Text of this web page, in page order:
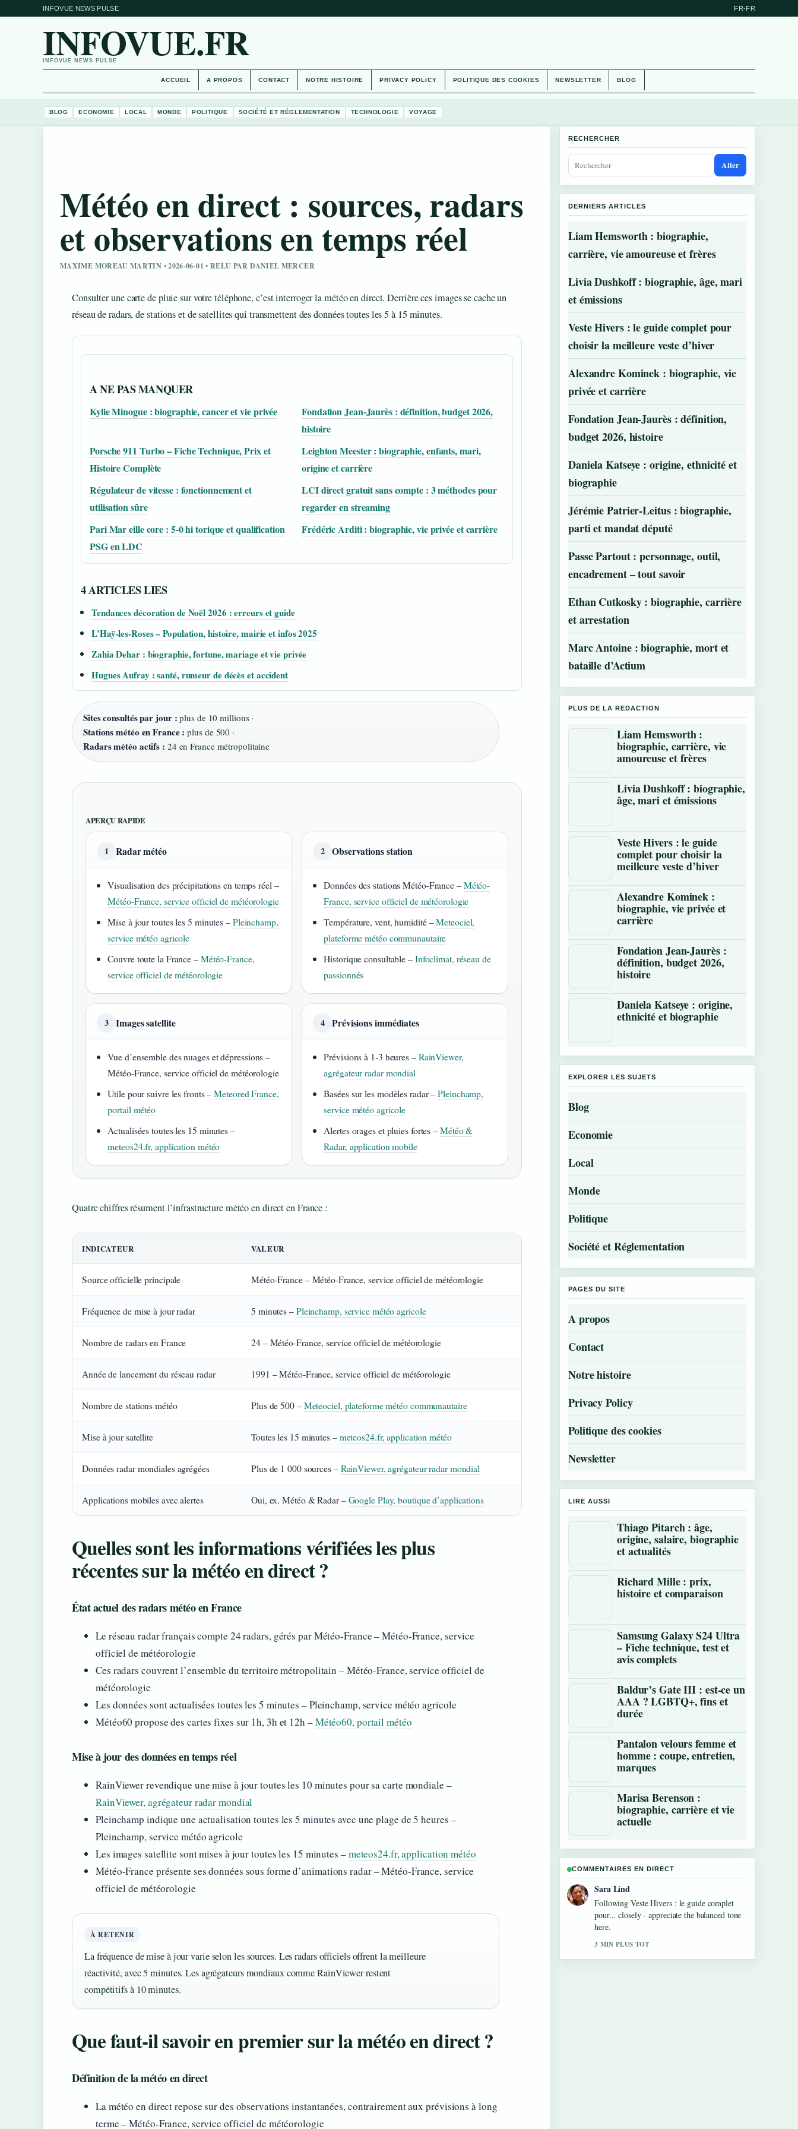
INFOVUE NEWS PULSE FR-FR
INFOVUE.FR
INFOVUE NEWS PULSE
ACCUEIL A PROPOS CONTACT NOTRE HISTOIRE PRIVACY POLICY POLITIQUE DES COOKIES NEWSLETTER BLOG
BLOG ECONOMIE LOCAL MONDE POLITIQUE SOCIÉTÉ ET RÉGLEMENTATION TECHNOLOGIE VOYAGE
Météo en direct : sources, radars
et observations en temps réel
MAXIME MOREAU MARTIN • 2026-06-01 • RELU PAR DANIEL MERCER
Consulter une carte de pluie sur votre téléphone, c’est interroger la météo en direct. Derrière ces images se cache un
réseau de radars, de stations et de satellites qui transmettent des données toutes les 5 à 15 minutes.
A NE PAS MANQUER
Kylie Minogue : biographie, cancer et vie privée
Fondation Jean-Jaurès : définition, budget 2026,
histoire
Porsche 911 Turbo – Fiche Technique, Prix et
Histoire Complète
Leighton Meester : biographie, enfants, mari,
origine et carrière
Régulateur de vitesse : fonctionnement et
utilisation sûre
LCI direct gratuit sans compte : 3 méthodes pour
regarder en streaming
Pari Mar eille core : 5-0 hi torique et qualification
PSG en LDC
Frédéric Arditi : biographie, vie privée et carrière
4 ARTICLES LIES
Tendances décoration de Noël 2026 : erreurs et guide
L’Haÿ-les-Roses – Population, histoire, mairie et infos 2025
Zahia Dehar : biographie, fortune, mariage et vie privée
Hugues Aufray : santé, rumeur de décès et accident
Sites consultés par jour : plus de 10 millions ·
Stations météo en France : plus de 500 ·
Radars météo actifs : 24 en France métropolitaine
APERÇU RAPIDE
1 Radar météo
Visualisation des précipitations en temps réel –
Météo-France, service officiel de météorologie
Mise à jour toutes les 5 minutes –Pleinchamp,
service météo agricole
Couvre toute la France –Météo-France,
service officiel de météorologie
2 Observations station
Données des stations Météo-France –Météo-
France, service officiel de météorologie
Température, vent, humidité –Meteociel,
plateforme météo communautaire
Historique consultable –Infoclimat, réseau de
passionnés
3 Images satellite
Vue d’ensemble des nuages et dépressions –
Météo-France, service officiel de météorologie
Utile pour suivre les fronts –Meteored France,
portail météo
Actualisées toutes les 15 minutes –
meteos24.fr, application météo
4 Prévisions immédiates
Prévisions à 1-3 heures –RainViewer,
agrégateur radar mondial
Basées sur les modèles radar –Pleinchamp,
service météo agricole
Alertes orages et pluies fortes –Météo &
Radar, application mobile
Quatre chiffres résument l’infrastructure météo en direct en France :
INDICATEUR VALEUR
Source officielle principale Météo-France – Météo-France, service officiel de météorologie
Fréquence de mise à jour radar 5 minutes – Pleinchamp, service météo agricole
Nombre de radars en France 24 – Météo-France, service officiel de météorologie
Année de lancement du réseau radar 1991 – Météo-France, service officiel de météorologie
Nombre de stations météo Plus de 500 – Meteociel, plateforme météo communautaire
Mise à jour satellite Toutes les 15 minutes – meteos24.fr, application météo
Données radar mondiales agrégées Plus de 1 000 sources – RainViewer, agrégateur radar mondial
Applications mobiles avec alertes Oui, ex. Météo & Radar – Google Play, boutique d’applications
Quelles sont les informations vérifiées les plus
récentes sur la météo en direct ?
État actuel des radars météo en France
Le réseau radar français compte 24 radars, gérés par Météo-France – Météo-France, service
officiel de météorologie
Ces radars couvrent l’ensemble du territoire métropolitain – Météo-France, service officiel de
météorologie
Les données sont actualisées toutes les 5 minutes – Pleinchamp, service météo agricole
Météo60 propose des cartes fixes sur 1h, 3h et 12h –Météo60, portail météo
Mise à jour des données en temps réel
RainViewer revendique une mise à jour toutes les 10 minutes pour sa carte mondiale –
RainViewer, agrégateur radar mondial
Pleinchamp indique une actualisation toutes les 5 minutes avec une plage de 5 heures –
Pleinchamp, service météo agricole
Les images satellite sont mises à jour toutes les 15 minutes –meteos24.fr, application météo
Météo-France présente ses données sous forme d’animations radar – Météo-France, service
officiel de météorologie
À RETENIR
La fréquence de mise à jour varie selon les sources. Les radars officiels offrent la meilleure
réactivité, avec 5 minutes. Les agrégateurs mondiaux comme RainViewer restent
compétitifs à 10 minutes.
Que faut-il savoir en premier sur la météo en direct ?
Définition de la météo en direct
La météo en direct repose sur des observations instantanées, contrairement aux prévisions à long
terme – Météo-France, service officiel de météorologie
RECHERCHER
Aller
DERNIERS ARTICLES
Liam Hemsworth : biographie,
carrière, vie amoureuse et frères
Livia Dushkoff : biographie, âge, mari
et émissions
Veste Hivers : le guide complet pour
choisir la meilleure veste d’hiver
Alexandre Kominek : biographie, vie
privée et carrière
Fondation Jean-Jaurès : définition,
budget 2026, histoire
Daniela Katseye : origine, ethnicité et
biographie
Jérémie Patrier-Leitus : biographie,
parti et mandat député
Passe Partout : personnage, outil,
encadrement – tout savoir
Ethan Cutkosky : biographie, carrière
et arrestation
Marc Antoine : biographie, mort et
bataille d’Actium
PLUS DE LA REDACTION
Liam Hemsworth :
biographie, carrière, vie
amoureuse et frères
Livia Dushkoff : biographie,
âge, mari et émissions
Veste Hivers : le guide
complet pour choisir la
meilleure veste d’hiver
Alexandre Kominek :
biographie, vie privée et
carrière
Fondation Jean-Jaurès :
définition, budget 2026,
histoire
Daniela Katseye : origine,
ethnicité et biographie
EXPLORER LES SUJETS
Blog
Economie
Local
Monde
Politique
Société et Réglementation
PAGES DU SITE
A propos
Contact
Notre histoire
Privacy Policy
Politique des cookies
Newsletter
LIRE AUSSI
Thiago Pitarch : âge,
origine, salaire, biographie
et actualités
Richard Mille : prix,
histoire et comparaison
Samsung Galaxy S24 Ultra
– Fiche technique, test et
avis complets
Baldur’s Gate III : est-ce un
AAA ? LGBTQ+, fins et
durée
Pantalon velours femme et
homme : coupe, entretien,
marques
Marisa Berenson :
biographie, carrière et vie
actuelle
COMMENTAIRES EN DIRECT
Ethan Collins
Useful context on Liam Hemsworth :
biographie, carrière, vie amoureuse.... Please
keep this live thread updated.
5 MIN PLUS TOT